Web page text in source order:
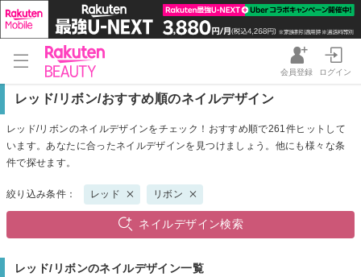
会員登録 ログイン
レッド/リボン/おすすめ順のネイルデザイン
レッド/リボンのネイルデザインをチェック！おすすめ順で261件ヒットして
います。あなたに合ったネイルデザインを見つけましょう。他にも様々な条
件で探せます。
絞り込み条件： レッド リボン
ネイルデザイン検索
レッド/リボンのネイルデザイン一覧